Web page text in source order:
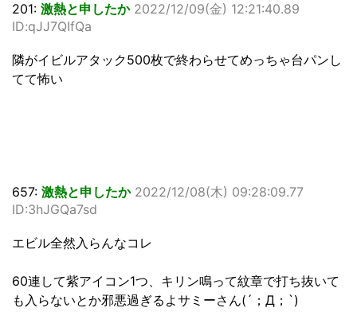
201: 激熱と申したか 2022/12/09(金) 12:21:40.89
ID:qJJ7QIfQa
隣がイビルアタック500枚で終わらせてめっちゃ台パンし
てて怖い
657: 激熱と申したか 2022/12/08(木) 09:28:09.77
ID:3hJGQa7sd
エビル全然入らんなコレ
60連して紫アイコン1つ、キリン鳴って紋章で打ち抜いて
も入らないとか邪悪過ぎるよサミーさん(´；Д；`)